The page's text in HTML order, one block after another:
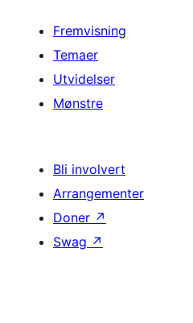
Fremvisning
Temaer
Utvidelser
Mønstre
Bli involvert
Arrangementer
Doner ↗
Swag ↗